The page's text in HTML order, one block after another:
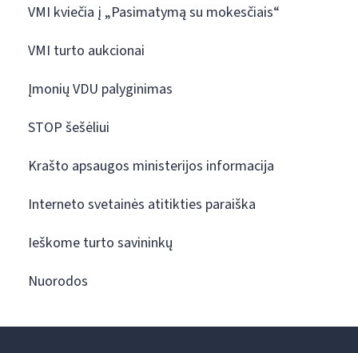
VMI kviečia į „Pasimatymą su mokesčiais“
VMI turto aukcionai
Įmonių VDU palyginimas
STOP šešėliui
Krašto apsaugos ministerijos informacija
Interneto svetainės atitikties paraiška
Ieškome turto savininkų
Nuorodos